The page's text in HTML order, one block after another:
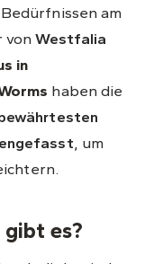
am
vonWestfalia
in
haben die
, um
gibt es?